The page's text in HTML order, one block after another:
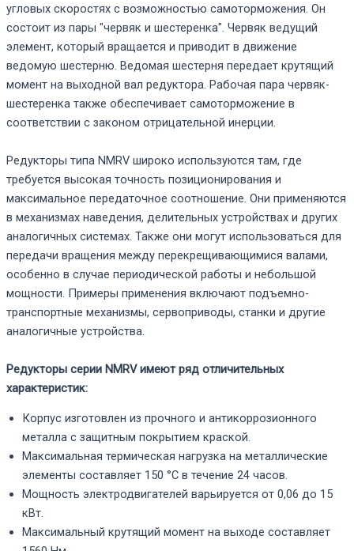
угловых скоростях с возможностью самоторможения. Он
состоит из пары "червяк и шестеренка". Червяк ведущий
элемент, который вращается и приводит в движение
ведомую шестерню. Ведомая шестерня передает крутящий
момент на выходной вал редуктора. Рабочая пара червяк-
шестеренка также обеспечивает самоторможение в
соответствии с законом отрицательной инерции.
Редукторы типа NMRV широко используются там, где
требуется высокая точность позиционирования и
максимальное передаточное соотношение. Они применяются
в механизмах наведения, делительных устройствах и других
аналогичных системах. Также они могут использоваться для
передачи вращения между перекрещивающимися валами,
особенно в случае периодической работы и небольшой
мощности. Примеры применения включают подъемно-
транспортные механизмы, сервоприводы, станки и другие
аналогичные устройства.
Редукторы серии NMRV имеют ряд отличительных
характеристик:
Корпус изготовлен из прочного и антикоррозионного
металла с защитным покрытием краской.
Максимальная термическая нагрузка на металлические
элементы составляет 150 °C в течение 24 часов.
Мощность электродвигателей варьируется от 0,06 до 15
кВт.
Максимальный крутящий момент на выходе составляет